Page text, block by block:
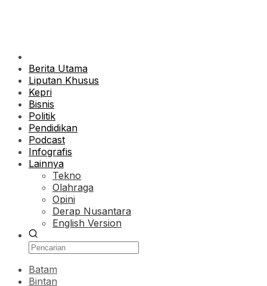
Berita Utama
Liputan Khusus
Kepri
Bisnis
Politik
Pendidikan
Podcast
Infografis
Lainnya
Tekno
Olahraga
Opini
Derap Nusantara
English Version
Batam
Bintan